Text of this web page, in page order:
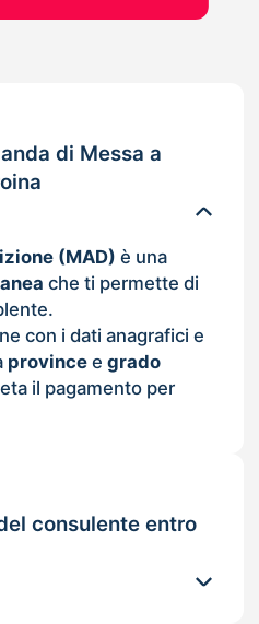
di Messa a
(MAD) è una
che ti permette di
con i dati anagrafici e
provincee grado
il pagamento per
consulente entro